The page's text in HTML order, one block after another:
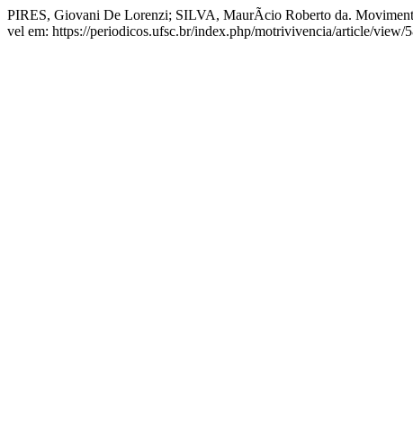
PIRES, Giovani De Lorenzi; SILVA, MaurÃ­cio Roberto da.
vel em: https://periodicos.ufsc.br/index.php/motrivivencia/article/view/